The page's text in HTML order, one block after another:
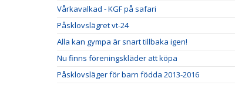
Vårkavalkad - KGF på safari
Påsklovslägret vt-24
Alla kan gympa är snart tillbaka igen!
Nu finns föreningskläder att köpa
Påsklovsläger för barn födda 2013-2016